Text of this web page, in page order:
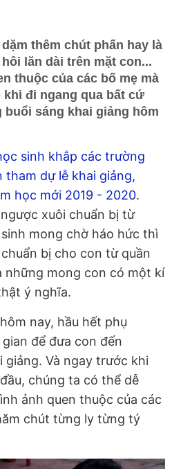
thêm chút phấn hay là
lăn dài trên mặt con...
thuộc của các bố mẹ mà
đi ngang qua bất cứ
sáng khai giảng hôm
sinh khắp các trường
dự lễ khai giảng,
học mới 2019 - 2020.
xuôi chuẩn bị từ
mong chờ háo hức thì
bị cho con từ quần
những mong con có một kí
ý nghĩa.
nay, hầu hết phụ
để đưa con đến
Và ngay trước khi
chúng ta có thể dễ
ảnh quen thuộc của các
chút từng ly từng tý